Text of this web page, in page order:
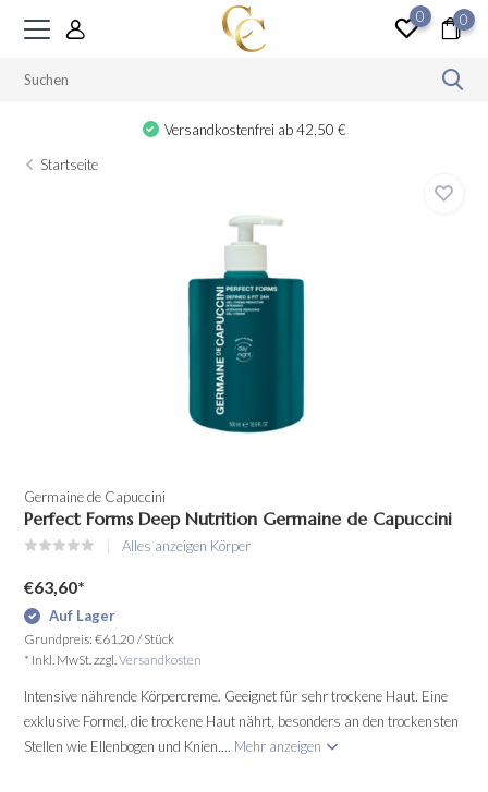
0 0
Versandkostenfrei ab 42,50 €
Startseite
Germaine de Capuccini
Perfect Forms Deep Nutrition Germaine de Capuccini
Alles anzeigen Körper
€63,60*
Auf Lager
Grundpreis:€61,20 / Stück
* Inkl. MwSt. zzgl.Versandkosten
Intensive nährende Körpercreme. Geeignet für sehr trockene Haut. Eine
exklusive Formel, die trockene Haut nährt, besonders an den trockensten
Stellen wie Ellenbogen und Knien.... Mehr anzeigen